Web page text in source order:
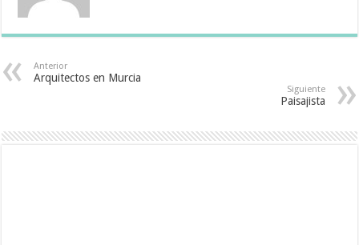
Anterior
Arquitectos en Murcia
Siguiente
Paisajista